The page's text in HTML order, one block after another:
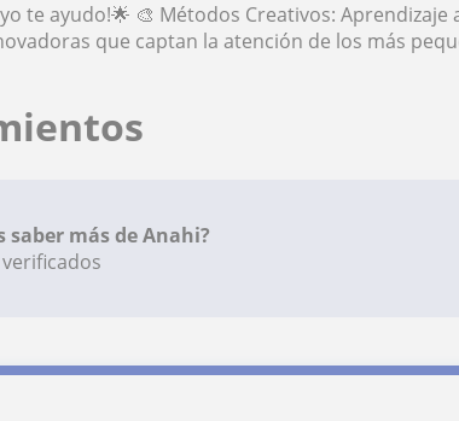
te ayudo!🌟 🎨 Métodos Creativos:
que captan la atención de los más
saber más de Anahi?